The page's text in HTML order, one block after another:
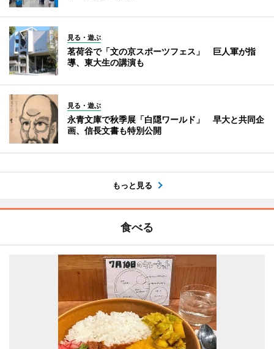
見る・遊ぶ
茗荷谷で「文の京スポーツフェス」 巨人軍が指
導、東大生の講演も
見る・遊ぶ
永青文庫で秋季展「白隠ワールド」 早大と共同企
画、信長文書も特別公開
もっと見る
食べる